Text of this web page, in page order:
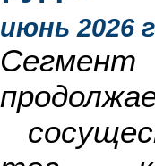
июнь 2026